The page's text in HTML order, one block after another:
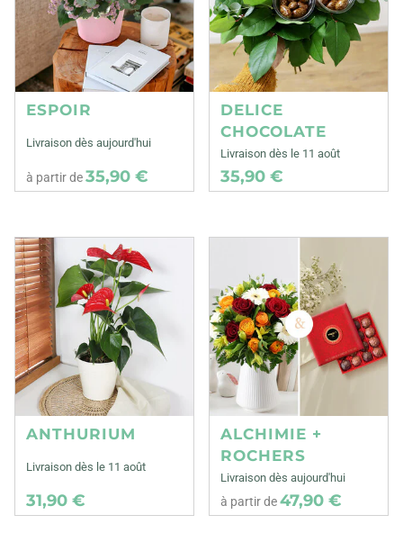
ESPOIR
Livraison dès aujourd'hui
à partir de35,90 €
DELICE
CHOCOLATE
Livraison dès le 11 août
35,90 €
ANTHURIUM
Livraison dès le 11 août
31,90 €
ALCHIMIE +
ROCHERS
Livraison dès aujourd'hui
à partir de47,90 €